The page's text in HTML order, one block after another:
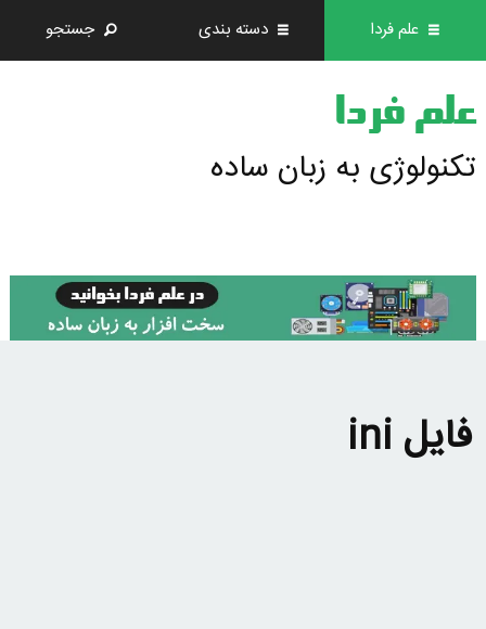
علم فردا دسته بندی جستجو
علم فردا
تکنولوژی به زبان ساده
فایل ini